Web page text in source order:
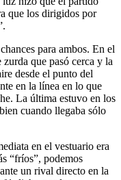
que los dirigidos por
para ambos. En el
que pasó cerca y la
desde el punto del
en la línea en lo que
La última estuvo en los
cuando llegaba sólo
en el vestuario era
“fríos”, podemos
un rival directo en la